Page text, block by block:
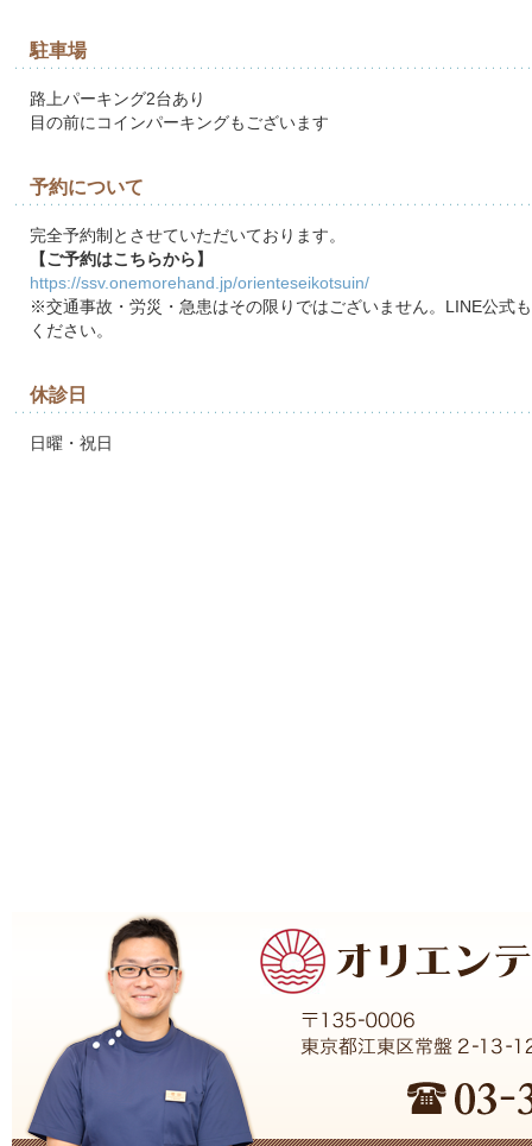
駐車場
路上パーキング2台あり
目の前にコインパーキングもございます
予約について
完全予約制とさせていただいております。
【ご予約はこちらから】
https://ssv.onemorehand.jp/orienteseikotsuin/
※交通事故・労災・急患はその限りではございません。LINE公式
ください。
休診日
日曜・祝日